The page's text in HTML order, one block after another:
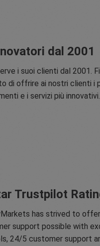
dal 2001
i suoi clienti dal 2001.
di offrire ai nostri clienti i
e i servizi più innovativi.
Trustpilot
has strived to
support possible with
24/5 customer support